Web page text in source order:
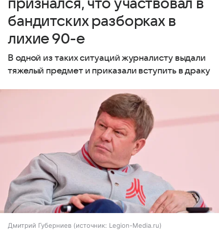
признался, что участвовал в
бандитских разборках в
лихие 90-е
В одной из таких ситуаций журналисту выдали
тяжелый предмет и приказали вступить в драку
Дмитрий Губерниев источник: Legion-Media.ru